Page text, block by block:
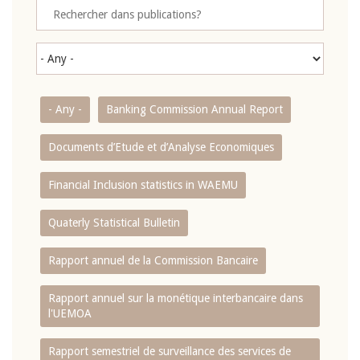
- Any - Banking Commission Annual Report
Documents d’Etude et d’Analyse Economiques
Financial Inclusion statistics in WAEMU
Quaterly Statistical Bulletin
Rapport annuel de la Commission Bancaire
Rapport annuel sur la monétique interbancaire dans
l'UEMOA
Rapport semestriel de surveillance des services de